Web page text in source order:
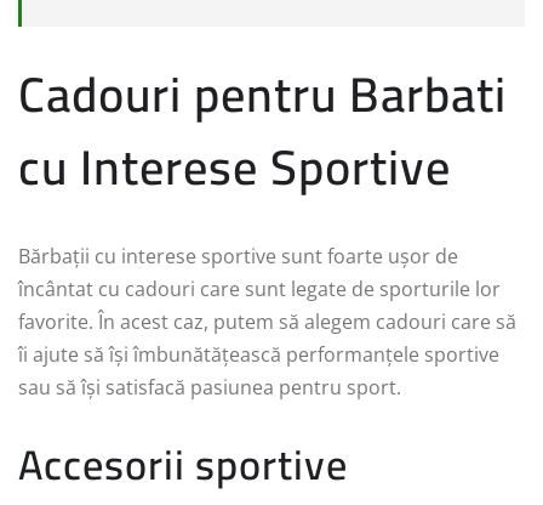
Cadouri pentru Barbati
cu Interese Sportive
Bărbații cu interese sportive sunt foarte ușor de
încântat cu cadouri care sunt legate de sporturile lor
favorite. În acest caz, putem să alegem cadouri care să
îi ajute să își îmbunătățească performanțele sportive
sau să își satisfacă pasiunea pentru sport.
Accesorii sportive